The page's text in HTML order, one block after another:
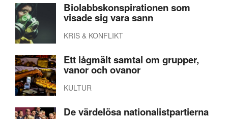
Biolabbskonspirationen som
visade sig vara sann
KRIS & KONFLIKT
Ett lågmält samtal om grupper,
vanor och ovanor
KULTUR
De värdelösa nationalistpartierna